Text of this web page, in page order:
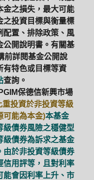
金之損失，最大可能
之投資目標與衡量標
配置、排除政策、風
公開說明書。有關基
前詳閱基金公開說
有特色或目標等資
查詢。
保德信新興市場
投資於非投資等級
可能為本金)本基金
級債券風險之穩健型
級債券為訴求之基金
由於非投資等級債券
信用評等，且對利率
能會因利率上升、市